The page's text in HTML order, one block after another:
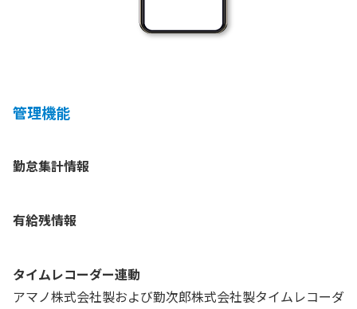
管理機能
勤怠集計情報
有給残情報
タイムレコーダー連動
アマノ株式会社製および勤次郎株式会社製タイムレコーダ